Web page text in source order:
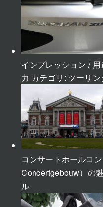
インプレッション /
力 カテゴリ: ツーリン
コンサートホールコ
Concertgebouw）の
ル